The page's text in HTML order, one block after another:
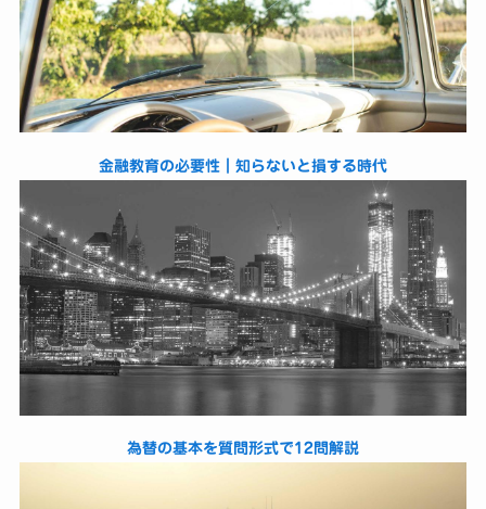
金融教育の必要性｜知らないと損する時代
為替の基本を質問形式で12問解説